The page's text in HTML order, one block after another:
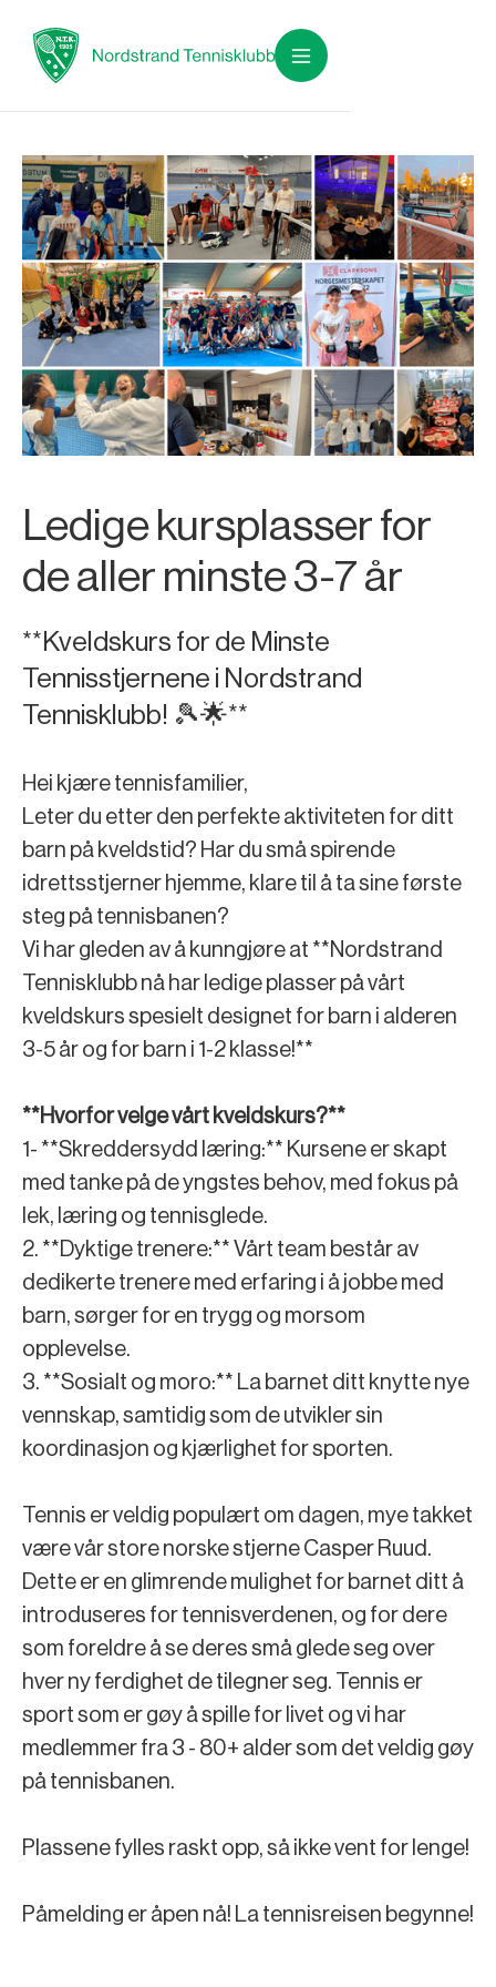
Ledige kursplasser for
de aller minste 3-7 år
**Kveldskurs for de Minste
Tennisstjernene i Nordstrand
Tennisklubb! 🎾🌟**
Hei kjære tennisfamilier,
Leter du etter den perfekte aktiviteten for ditt
barn på kveldstid? Har du små spirende
idrettsstjerner hjemme, klare til å ta sine første
steg på tennisbanen?
Vi har gleden av å kunngjøre at **Nordstrand
Tennisklubb nå har ledige plasser på vårt
kveldskurs spesielt designet for barn i alderen
3-5 år og for barn i 1-2 klasse!**
**Hvorfor velge vårt kveldskurs?**
1- **Skreddersydd læring:** Kursene er skapt
med tanke på de yngstes behov, med fokus på
lek, læring og tennisglede.
2. **Dyktige trenere:** Vårt team består av
dedikerte trenere med erfaring i å jobbe med
barn, sørger for en trygg og morsom
opplevelse.
3. **Sosialt og moro:** La barnet ditt knytte nye
vennskap, samtidig som de utvikler sin
koordinasjon og kjærlighet for sporten.
Tennis er veldig populært om dagen, mye takket
være vår store norske stjerne Casper Ruud.
Dette er en glimrende mulighet for barnet ditt å
introduseres for tennisverdenen, og for dere
som foreldre å se deres små glede seg over
hver ny ferdighet de tilegner seg. Tennis er
sport som er gøy å spille for livet og vi har
medlemmer fra 3 - 80+ alder som det veldig gøy
på tennisbanen.
Plassene fylles raskt opp, så ikke vent for lenge!
Påmelding er åpen nå! La tennisreisen begynne!